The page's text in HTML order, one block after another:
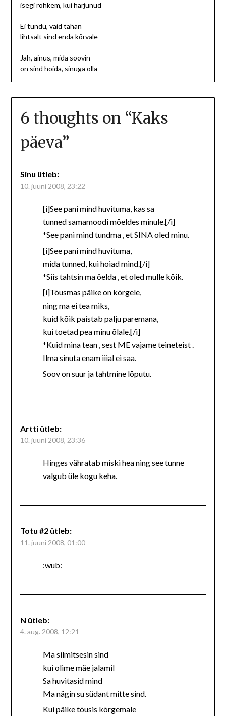
isegi rohkem, kui harjunud
Ei tundu, vaid tahan
lihtsalt sind enda kõrvale
Jah, ainus, mida soovin
on sind hoida, sinuga olla
6 thoughts on “Kaks
päeva”
Sinu ütleb:
10. juuni 2008, 23:22
[i]See pani mind huvituma, kas sa
tunned samamoodi mõeldes minule.[/i]
*See pani mind tundma , et SINA oled minu.
[i]See pani mind huvituma,
mida tunned, kui hoiad mind.[/i]
*Siis tahtsin ma öelda , et oled mulle kõik.
[i]Tõusmas päike on kõrgele,
ning ma ei tea miks,
kuid kõik paistab palju paremana,
kui toetad pea minu õlale.[/i]
*Kuid mina tean , sest ME vajame teineteist .
Ilma sinuta enam iiial ei saa.
Soov on suur ja tahtmine lõputu.
Artti ütleb:
10. juuni 2008, 23:36
Hinges vähratab miski hea ning see tunne
valgub üle kogu keha.
Totu #2 ütleb:
11. juuni 2008, 01:00
:wub:
N ütleb:
4. aug. 2008, 12:21
Ma silmitsesin sind
kui olime mäe jalamil
Sa huvitasid mind
Ma nägin su südant mitte sind.
Kui päike tõusis kõrgemale